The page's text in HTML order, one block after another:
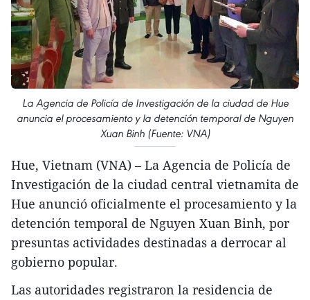
La Agencia de Policía de Investigación de la ciudad de Hue
anuncia el procesamiento y la detención temporal de Nguyen
Xuan Binh (Fuente: VNA)
Hue, Vietnam (VNA) – La Agencia de Policía de
Investigación de la ciudad central vietnamita de
Hue anunció oficialmente el procesamiento y la
detención temporal de Nguyen Xuan Binh, por
presuntas actividades destinadas a derrocar al
gobierno popular.
Las autoridades registraron la residencia de